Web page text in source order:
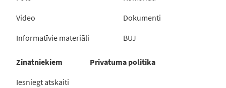
Video
Informatīvie materiāli
Dokumenti
BUJ
Zinātniekiem
Iesniegt atskaiti
Privātuma politika